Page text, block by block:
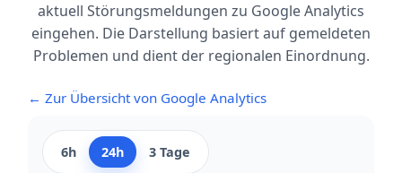
aktuell Störungsmeldungen zu Google Analytics
eingehen. Die Darstellung basiert auf gemeldeten
Problemen und dient der regionalen Einordnung.
← Zur Übersicht von Google Analytics
6h 24h
3 Tage